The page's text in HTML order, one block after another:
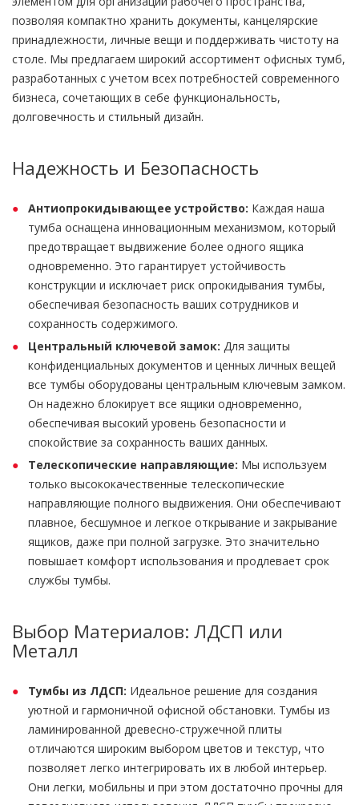
позволяя компактно хранить документы, канцелярские
принадлежности, личные вещи и поддерживать чистоту на
столе. Мы предлагаем широкий ассортимент офисных тумб,
разработанных с учетом всех потребностей современного
бизнеса, сочетающих в себе функциональность,
долговечность и стильный дизайн.
Надежность и Безопасность
Антиопрокидывающее устройство: Каждая наша
тумба оснащена инновационным механизмом, который
предотвращает выдвижение более одного ящика
одновременно. Это гарантирует устойчивость
конструкции и исключает риск опрокидывания тумбы,
обеспечивая безопасность ваших сотрудников и
сохранность содержимого.
Центральный ключевой замок: Для защиты
конфиденциальных документов и ценных личных вещей
все тумбы оборудованы центральным ключевым замком.
Он надежно блокирует все ящики одновременно,
обеспечивая высокий уровень безопасности и
спокойствие за сохранность ваших данных.
Телескопические направляющие: Мы используем
только высококачественные телескопические
направляющие полного выдвижения. Они обеспечивают
плавное, бесшумное и легкое открывание и закрывание
ящиков, даже при полной загрузке. Это значительно
повышает комфорт использования и продлевает срок
службы тумбы.
Выбор Материалов: ЛДСП или
Металл
Тумбы из ЛДСП: Идеальное решение для создания
уютной и гармоничной офисной обстановки. Тумбы из
ламинированной древесно-стружечной плиты
отличаются широким выбором цветов и текстур, что
позволяет легко интегрировать их в любой интерьер.
Они легки, мобильны и при этом достаточно прочны для